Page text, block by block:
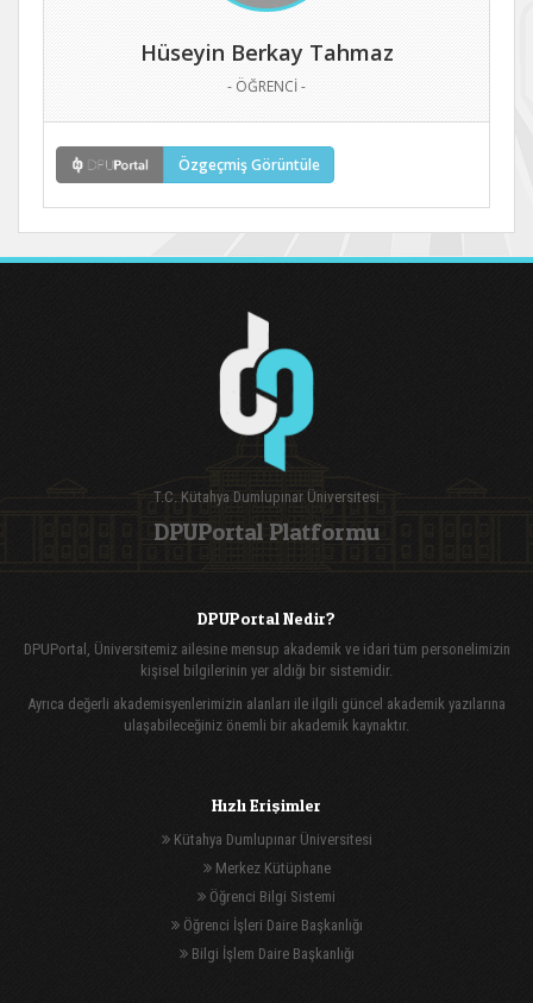
Hüseyin Berkay Tahmaz
- ÖĞRENCİ -
Özgeçmiş Görüntüle
T.C. Kütahya Dumlupınar Üniversitesi
DPUPortal Platformu
DPUPortal Nedir?
DPUPortal, Üniversitemiz ailesine mensup akademik ve idari tüm personelimizin
kişisel bilgilerinin yer aldığı bir sistemidir.
Ayrıca değerli akademisyenlerimizin alanları ile ilgili güncel akademik yazılarına
ulaşabileceğiniz önemli bir akademik kaynaktır.
Hızlı Erişimler
Kütahya Dumlupınar Üniversitesi
Merkez Kütüphane
Öğrenci Bilgi Sistemi
Öğrenci İşleri Daire Başkanlığı
Bilgi İşlem Daire Başkanlığı